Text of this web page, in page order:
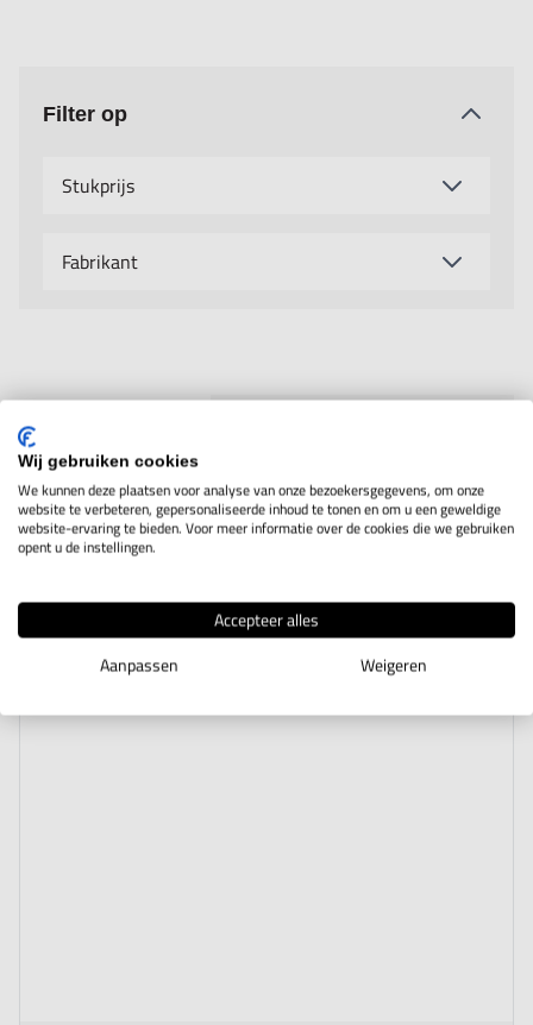
Filter op
Stukprijs
Fabrikant
4producten
Wij gebruiken cookies
We kunnen deze plaatsen voor analyse van onze bezoekersgegevens, om onze
website te verbeteren, gepersonaliseerde inhoud te tonen en om u een geweldige
website-ervaring te bieden. Voor meer informatie over de cookies die we gebruiken
opent u de instellingen.
Accepteer alles
Aanpassen
Weigeren